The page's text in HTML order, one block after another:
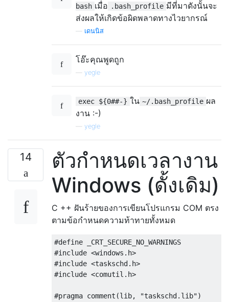
bash เมื่อ .bash_profile มีที่มาดังนั้นจะ
ส่งผลให้เกิดข้อผิดพลาดทางไวยากรณ์
เดนนิส
โอ๊ะคุณพูดถูก
yegle
exec ${0##-} ใน ~/.bash_profile ผล
งาน :-)
yegle
14
ตัวกำหนดเวลางาน
Windows (ดั้งเดิม)
C ++ ฝันร้ายของการเขียนโปรแกรม COM ตรง
ตามข้อกำหนดความท้าทายทั้งหมด
#define _CRT_SECURE_NO_WARNINGS
#include <windows.h>
#include <taskschd.h>
#include <comutil.h>
#pragma comment(lib, "taskschd.lib")